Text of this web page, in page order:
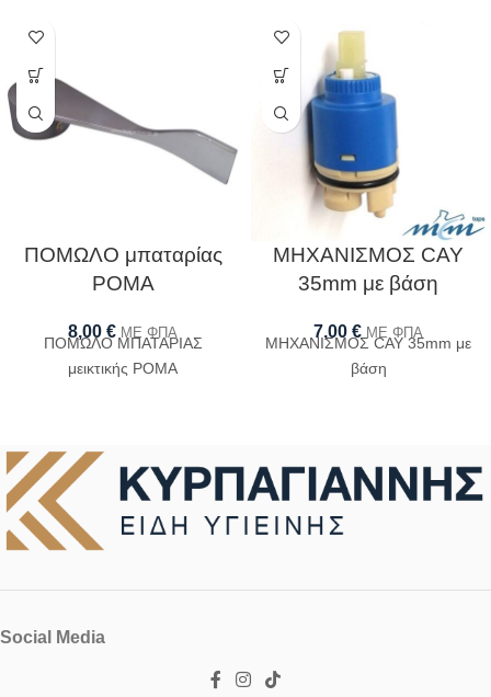
ΠΟΜΩΛΟ μπαταρίας
POMA
8,00 € ΜΕ ΦΠΑ
ΠΟΜΩΛΟ ΜΠΑΤΑΡΙΑΣ
μεικτικής POMA
ΜΗΧΑΝΙΣΜΟΣ CAY
35mm με βάση
7,00 € ΜΕ ΦΠΑ
ΜΗΧΑΝΙΣΜΟΣ CAY 35mm με
βάση
Social Media